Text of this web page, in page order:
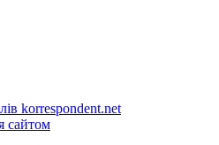
korrespondent.net
сайтом